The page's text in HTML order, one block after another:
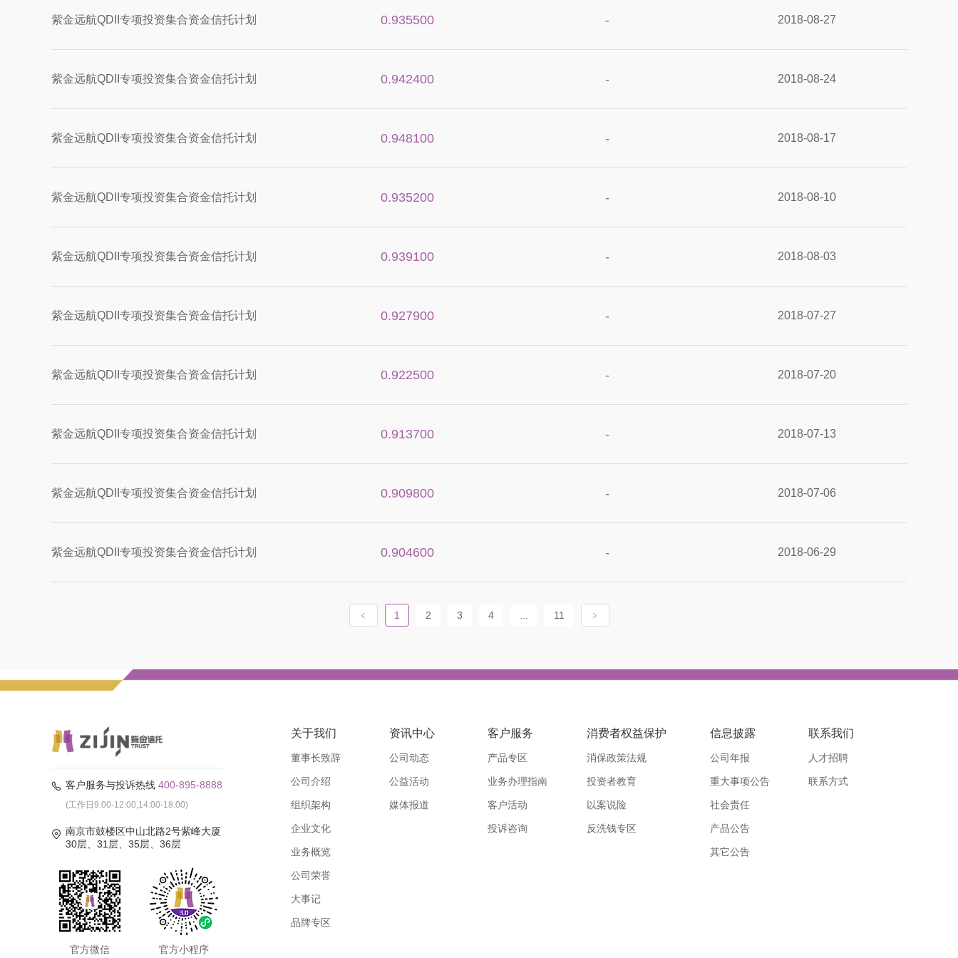
紫金远航QDII专项投资集合资金信托计划 0.935500 - 2018-08-27
紫金远航QDII专项投资集合资金信托计划 0.942400 - 2018-08-24
紫金远航QDII专项投资集合资金信托计划 0.948100 - 2018-08-17
紫金远航QDII专项投资集合资金信托计划 0.935200 - 2018-08-10
紫金远航QDII专项投资集合资金信托计划 0.939100 - 2018-08-03
紫金远航QDII专项投资集合资金信托计划 0.927900 - 2018-07-27
紫金远航QDII专项投资集合资金信托计划 0.922500 - 2018-07-20
紫金远航QDII专项投资集合资金信托计划 0.913700 - 2018-07-13
紫金远航QDII专项投资集合资金信托计划 0.909800 - 2018-07-06
紫金远航QDII专项投资集合资金信托计划 0.904600 - 2018-06-29
﹤ 1 2 3 4 11 ﹥
客户服务与投诉热线 400-895-8888
(工作日9:00-12:00,14:00-18:00)
南京市鼓楼区中山北路2号紫峰大厦
30层、31层、35层、36层
官方微信 官方小程序
关于我们
董事长致辞
公司介绍
组织架构
企业文化
业务概览
公司荣誉
大事记
品牌专区
资讯中心
公司动态
公益活动
媒体报道
客户服务
产品专区
业务办理指南
客户活动
投诉咨询
消费者权益保护
消保政策法规
投资者教育
以案说险
反洗钱专区
信息披露
公司年报
重大事项公告
社会责任
产品公告
其它公告
联系我们
人才招聘
联系方式